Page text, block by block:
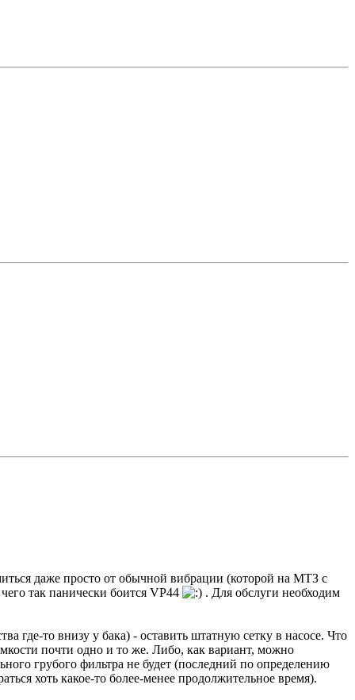
даже просто от обычной вибрации (которой на МТЗ с
так панически боится VP44
. Для обслуги необходим
где-то внизу у бака) - оставить штатную сетку в насосе. Что
почти одно и то же. Либо, как вариант, можно
грубого фильтра не будет (последний по определению
хоть какое-то более-менее продолжительное время).